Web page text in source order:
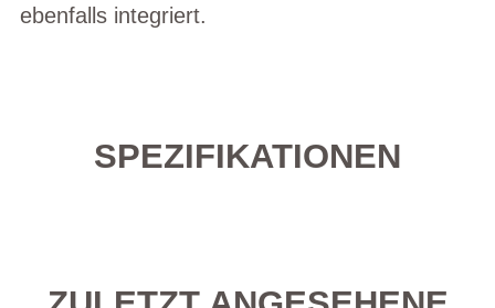
ebenfalls integriert.
SPEZIFIKATIONEN